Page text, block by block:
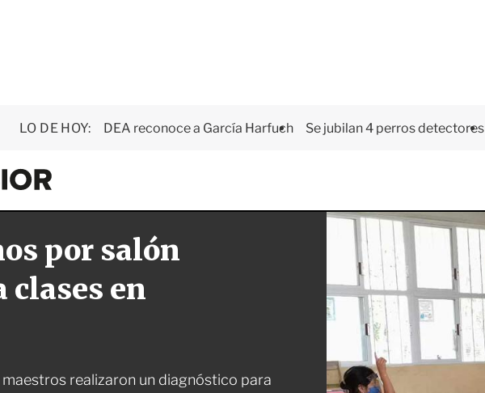
LO DE HOY: DEA reconoce a García Harfuch Se jubilan 4 perros detectores
E
x
e
s
i
r
por salón
clases en
realizaron un diagnóstico para